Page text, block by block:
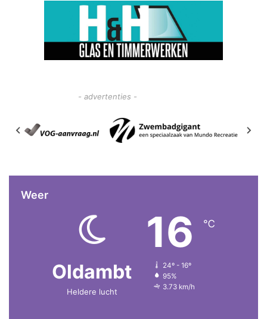
- advertenties -
Weer
Oldambt
Heldere lucht
16 ℃
24º - 16º
95%
3.73 km/h